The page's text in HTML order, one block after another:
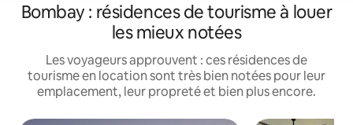
Bombay : résidences de tourisme à louer
les mieux notées
Les voyageurs approuvent : ces résidences de
tourisme en location sont très bien notées pour leur
emplacement, leur propreté et bien plus encore.